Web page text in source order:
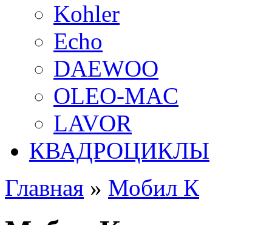
Kohler
Echo
DAEWOO
OLEO-MAC
LAVOR
КВАДРОЦИКЛЫ
Главная » Мобил К